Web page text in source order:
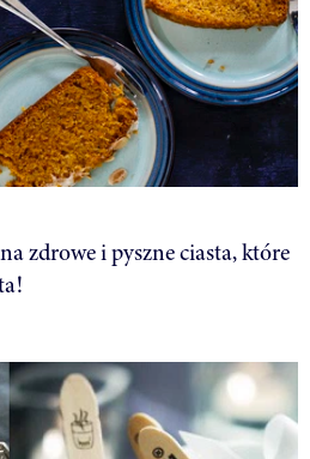
zdrowe i pyszne ciasta, które